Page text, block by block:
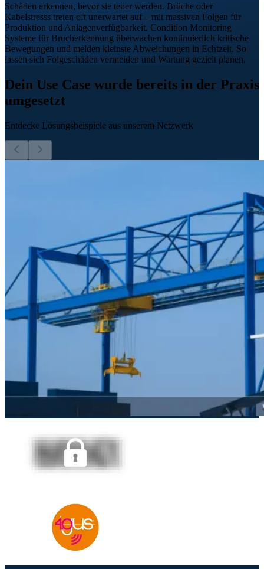
Schäden erkennen, bevor sie teuer werden. Brüche oder
Kabelstresss treten oft unerwartet auf – mit massiven Folgen für
Produktion und Anlagenverfügbarkeit. Condition Monitoring
Systeme für Brucherkennung überwachen kontinuierlich kritische
Bewegungen und melden kleinste Abweichungen in Echtzeit. So
lassen sich Folgeschäden vermeiden und Wartung gezielt planen.
Dein Use Case wurde bereits in der Praxis
umgesetzt
Entdecke Lösungsbeispiele aus unserem Netzwerk